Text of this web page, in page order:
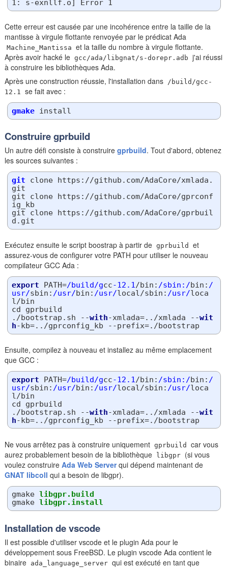
Cette erreur est causée par une incohérence entre la taille de la
mantisse à virgule flottante renvoyée par le prédicat Ada
Machine_Mantissa et la taille du nombre à virgule flottante.
Après avoir hacké le gcc/ada/libgnat/s-dorepr.adb j'ai réussi
à construire les bibliothèques Ada.
Après une construction réussie, l'installation dans /build/gcc-
12.1 se fait avec :
gmake
Construire gprbuild
Un autre défi consiste à construire gprbuild. Tout d'abord, obtenez
les sources suivantes :
git clone https://github.com/AdaCore/xmlada.
git
git clone https://github.com/AdaCore/gprconf
ig_kb
git clone https://github.com/AdaCore/gprbuil
Exécutez ensuite le script boostrap à partir de gprbuild
et
assurez-vous de configurer votre PATH pour utiliser le nouveau
compilateur GCC Ada :
export PATH=/build/gcc-12.1/bin: /sbin:/bin: /
usr/sbin: /usr/bin: /usr/local/sbin: /usr/loca
l/bin
cd gprbuild
./bootstrap.sh --with-xmlada=../xmlada --wit
h
Ensuite, compilez à nouveau et installez au même emplacement
que GCC :
export PATH=/build/gcc-12.1/bin: /sbin:/bin: /
usr/sbin: /usr/bin: /usr/local/sbin: /usr/loca
l/bin
cd gprbuild
./bootstrap.sh --with-xmlada=../xmlada --wit
h
Ne vous arrêtez pas à construire uniquement gprbuild
car vous
aurez probablement besoin de la bibliothèque libgpr
(si vous
voulez construire Ada Web Serverqui dépend maintenant de
GNAT libcoll qui a besoin de libgpr).
gmake libgpr.build
gmake libgpr.install
Installation de vscode
Il est possible d'utiliser vscode et le plugin Ada pour le
développement sous FreeBSD. Le plugin vscode Ada contient le
binaire ada_language_server qui est exécuté en tant que